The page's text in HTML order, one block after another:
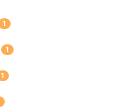
1
1
1